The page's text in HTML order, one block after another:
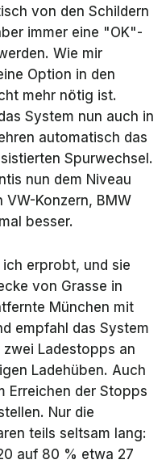
von den Schildern
immer eine "OK"-
Wie mir
Option in den
mehr nötig ist.
System nun auch in
automatisch das
Spurwechsel.
nun dem Niveau
VW-Konzern, BMW
besser.
ich erprobt, und sie
von Grasse in
München mit
empfahl das System
Ladestopps an
Ladehüben. Auch
Erreichen der Stopps
Nur die
teils seltsam lang:
auf 80 % etwa 27